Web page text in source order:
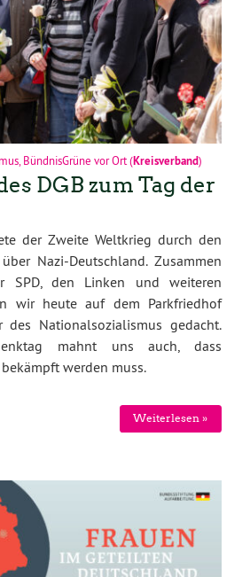
BündnisGrüne vor Ort(Kreisverband)
DGB zum Tag der
der Zweite Weltkrieg durch den
Nazi-Deutschland. Zusammen
SPD, den Linken und weiteren
wir heute auf dem Parkfriedhof
des Nationalsozialismus gedacht.
mahnt uns auch, dass
werden muss.
Weiterlesen »